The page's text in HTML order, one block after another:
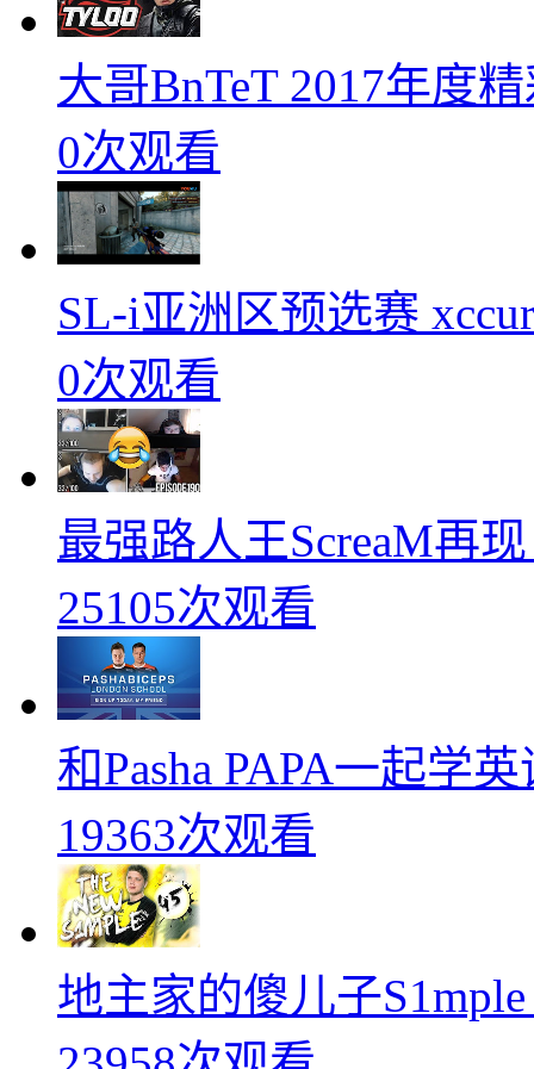
大哥BnTeT 2017年度
0次观看
SL-i亚洲区预选赛
0次观看
最强路人王ScreaM再
25105次观看
和Pasha PAPA一起学
19363次观看
地主家的傻儿子